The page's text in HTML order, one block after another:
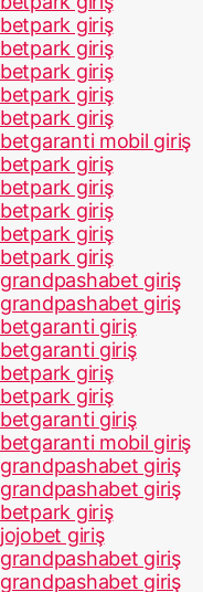
betpark giriş
betpark giriş
betpark giriş
betpark giriş
betpark giriş
betgaranti mobil giriş
betpark giriş
betpark giriş
betpark giriş
betpark giriş
betpark giriş
grandpashabet giriş
grandpashabet giriş
betgaranti giriş
betgaranti giriş
betpark giriş
betpark giriş
betgaranti giriş
betgaranti mobil giriş
grandpashabet giriş
grandpashabet giriş
betpark giriş
jojobet giriş
grandpashabet giriş
grandpashabet giriş